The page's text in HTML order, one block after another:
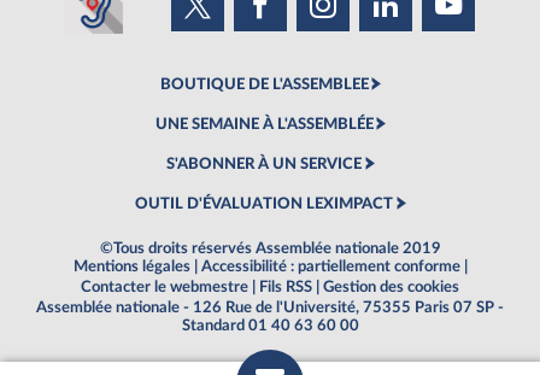
BOUTIQUE DE L'ASSEMBLEE
UNE SEMAINE À L'ASSEMBLÉE
S'ABONNER À UN SERVICE
OUTIL D'ÉVALUATION LEXIMPACT
©Tous droits réservés Assemblée nationale 2019
Mentions légales
Accessibilité : partiellement conforme
Contacter le webmestre
Fils RSS
Gestion des cookies
Assemblée nationale - 126 Rue de l'Université, 75355 Paris 07 SP -
Standard 01 40 63 60 00